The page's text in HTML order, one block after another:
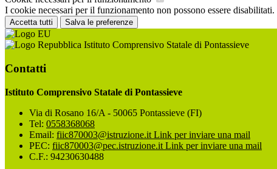
I cookie necessari per il funzionamento non possono essere
Accetta tutti Salva le preferenze
Istituto Comprensivo Statale di Pontassieve
Contatti
Istituto Comprensivo Statale di Pontassieve
Via di Rosano 16/A - 50065 Pontassieve (FI)
Tel: 0558368068
Email: fiic870003@istruzione.it Link per inviare una mail
PEC: fiic870003@pec.istruzione.it Link per inviare una mail
C.F.: 94230630488